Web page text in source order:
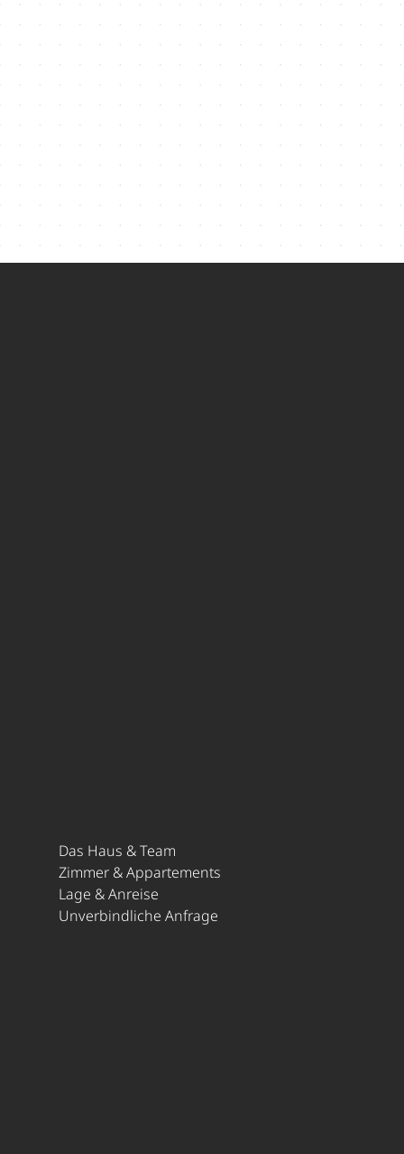
Das Haus & Team
Zimmer & Appartements
Lage & Anreise
Unverbindliche Anfrage